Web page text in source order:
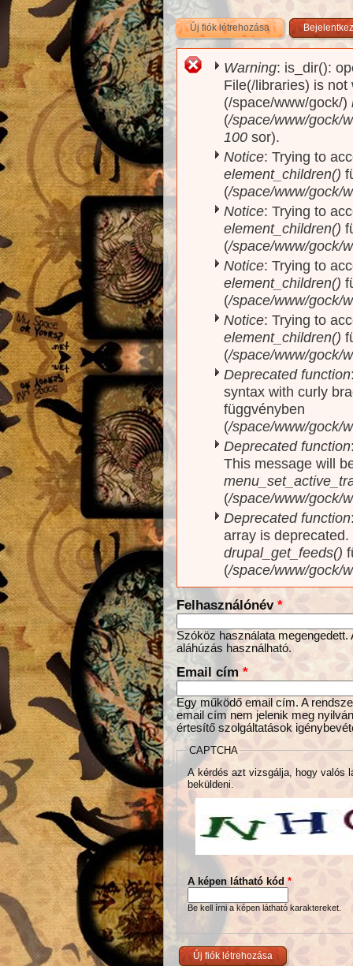
Új fiók létrehozása(aktív fül)
Hibaüzenet
Warning: is_dir():
File(/libraries) is
(/space/www/gock/)
(/space/www/gock/
100 sor).
Notice: Trying to
element_children()
(/space/www/gock/
Notice: Trying to
element_children()
(/space/www/gock/
Notice: Trying to
element_children()
(/space/www/gock/
Notice: Trying to
element_children()
(/space/www/gock/
Deprecated function
syntax with curly
függvényben
(/space/www/gock/
Deprecated function
This message will
(/space/www/gock/
Deprecated function
array is
drupal_get_feeds()
(/space/www/gock/
Felhasználónév *
Szóköz használata
aláhúzás használható.
Email cím *
Egy működő email cím. A
email cím nem jelenik meg
értesítő szolgáltatások
CAPTCHA
A kérdés azt vizsgálja, hogy valós
beküldeni.
A képen látható kód *
Be kell írni a képen látható karaktereket.